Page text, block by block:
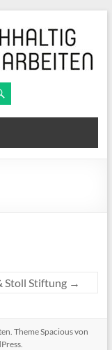
Stoll Stiftung →
ThemeSpaciousvon
.